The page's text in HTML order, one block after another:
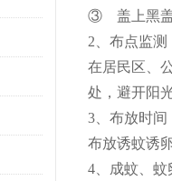
③ 盖上黑
2、布点监测
在居民区、
处，避开阳
3、布放时间
布放诱蚊诱
4、成蚊、蚊